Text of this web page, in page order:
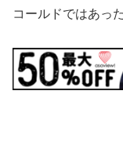
コールドではあっ